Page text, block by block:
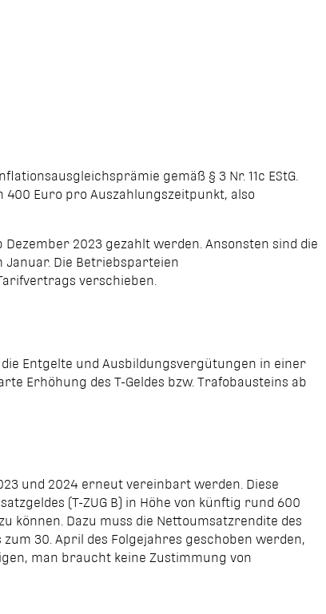
gemäß § 3 Nr. 11c EStG.
Euro pro Auszahlungszeitpunkt, also
2023 gezahlt werden. Ansonsten sind die
Januar. Die Betriebs­parteien
verschieben.
Entgelte und Ausbildungsvergütungen in einer
Erhöhung des T-Geldes bzw. Trafobausteins ab
und 2024 erneut vereinbart werden. Diese
(T-ZUG B) in Höhe von künftig rund 600
können. Dazu muss die Nettoumsatzrendite des
30. April des Folgejahres geschoben werden,
man braucht keine Zustimmung von